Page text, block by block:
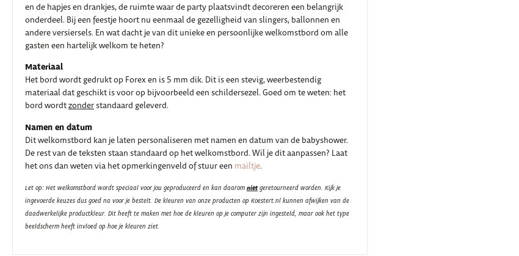
en de hapjes en drankjes, de ruimte waar de party plaatsvindt decoreren een belangrijk
onderdeel. Bij een feestje hoort nu eenmaal de gezelligheid van slingers, ballonnen en
andere versiersels. En wat dacht je van dit unieke en persoonlijke welkomstbord om alle
gasten een hartelijk welkom te heten?
Materiaal
Het bord wordt gedrukt op Forex en is 5 mm dik. Dit is een stevig, weerbestendig
materiaal dat geschikt is voor op bijvoorbeeld een schildersezel. Goed om te weten: het
bord wordtzonderstandaard geleverd.
Namen en datum
Dit welkomstbord kan je laten personaliseren met namen en datum van de babyshower.
De rest van de teksten staan standaard op het welkomstbord. Wil je dit aanpassen? Laat
het ons dan weten via het opmerkingenveld of stuur een mailtje.
Let op: Het welkomstbord wordt speciaal voor jou geproduceerd en kan daarom nietgeretourneerd worden. Kijk je
ingevoerde keuzes dus goed na voor je bestelt. De kleuren van onze producten op Koestert.nl kunnen afwijken van de
daadwerkelijke productkleur. Dit heeft te maken met hoe de kleuren op je computer zijn ingesteld, maar ook het type
beeldscherm heeft invloed op hoe je kleuren ziet.